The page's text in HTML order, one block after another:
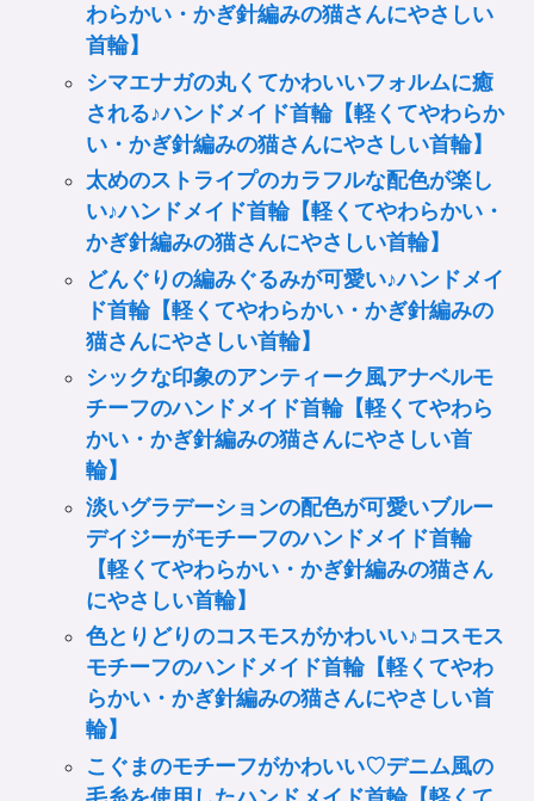
わらかい・かぎ針編みの猫さんにやさしい
首輪】
シマエナガの丸くてかわいいフォルムに癒
される♪ハンドメイド首輪【軽くてやわらか
い・かぎ針編みの猫さんにやさしい首輪】
太めのストライプのカラフルな配色が楽し
い♪ハンドメイド首輪【軽くてやわらかい・
かぎ針編みの猫さんにやさしい首輪】
どんぐりの編みぐるみが可愛い♪ハンドメイ
ド首輪【軽くてやわらかい・かぎ針編みの
猫さんにやさしい首輪】
シックな印象のアンティーク風アナベルモ
チーフのハンドメイド首輪【軽くてやわら
かい・かぎ針編みの猫さんにやさしい首
輪】
淡いグラデーションの配色が可愛いブルー
デイジーがモチーフのハンドメイド首輪
【軽くてやわらかい・かぎ針編みの猫さん
にやさしい首輪】
色とりどりのコスモスがかわいい♪コスモス
モチーフのハンドメイド首輪【軽くてやわ
らかい・かぎ針編みの猫さんにやさしい首
輪】
こぐまのモチーフがかわいい♡デニム風の